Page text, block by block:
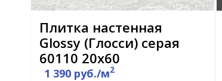
Плитка настенная
Glossy (Глосси) серая
60110 20х60
1 390 руб./м2